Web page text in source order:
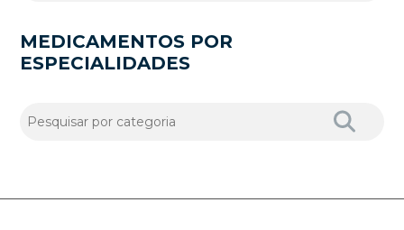
MEDICAMENTOS POR
ESPECIALIDADES